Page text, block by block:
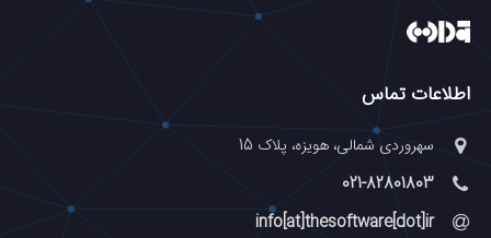
اطلاعات تماس
سهروردی شمالی، هویزه، پلاک 15
021-82801803
info[at]thesoftware[dot]ir